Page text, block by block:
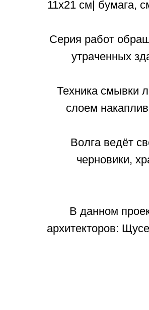
11х21 см| бумага,
Серия работ
утраченных
Техника смывки
слоем
Волга ведёт
черновики,
В данном
архитекторов: